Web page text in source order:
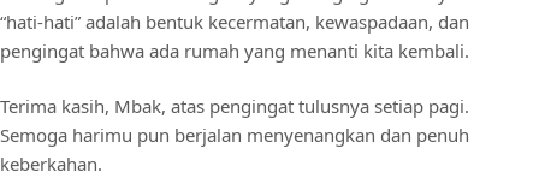
“hati-hati” adalah bentuk kecermatan, kewaspadaan, dan
pengingat bahwa ada rumah yang menanti kita kembali.
Terima kasih, Mbak, atas pengingat tulusnya setiap pagi.
Semoga harimu pun berjalan menyenangkan dan penuh
keberkahan.